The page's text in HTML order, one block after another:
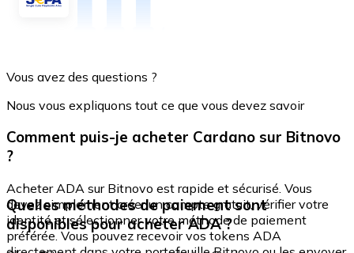
Vous avez des questions ?
Nous vous expliquons tout ce que vous devez savoir
Comment puis-je acheter Cardano sur Bitnovo
?
Acheter ADA sur Bitnovo est rapide et sécurisé. Vous
devez simplement créer un compte gratuit, vérifier votre
identité et sélectionner votre méthode de paiement
préférée. Vous pouvez recevoir vos tokens ADA
Quelles méthodes de paiement sont
disponibles pour acheter ADA ?